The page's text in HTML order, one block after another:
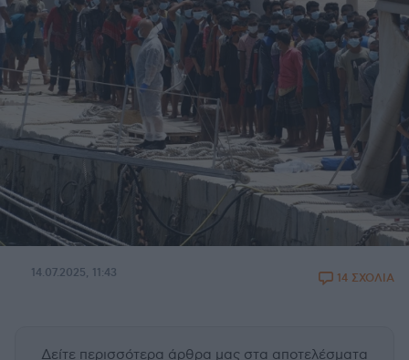
14.07.2025, 11:43 14 ΣΧΟΛΙΑ
Δείτε περισσότερα άρθρα μας στα αποτελέσματα